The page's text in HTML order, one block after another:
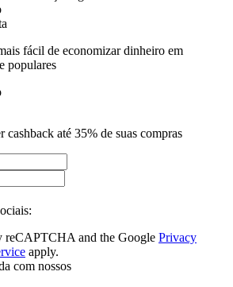
fácil de economizar dinheiro em
populares
cashback até 35% de suas compras
reCAPTCHA and the Google Privacy
apply.
com nossos